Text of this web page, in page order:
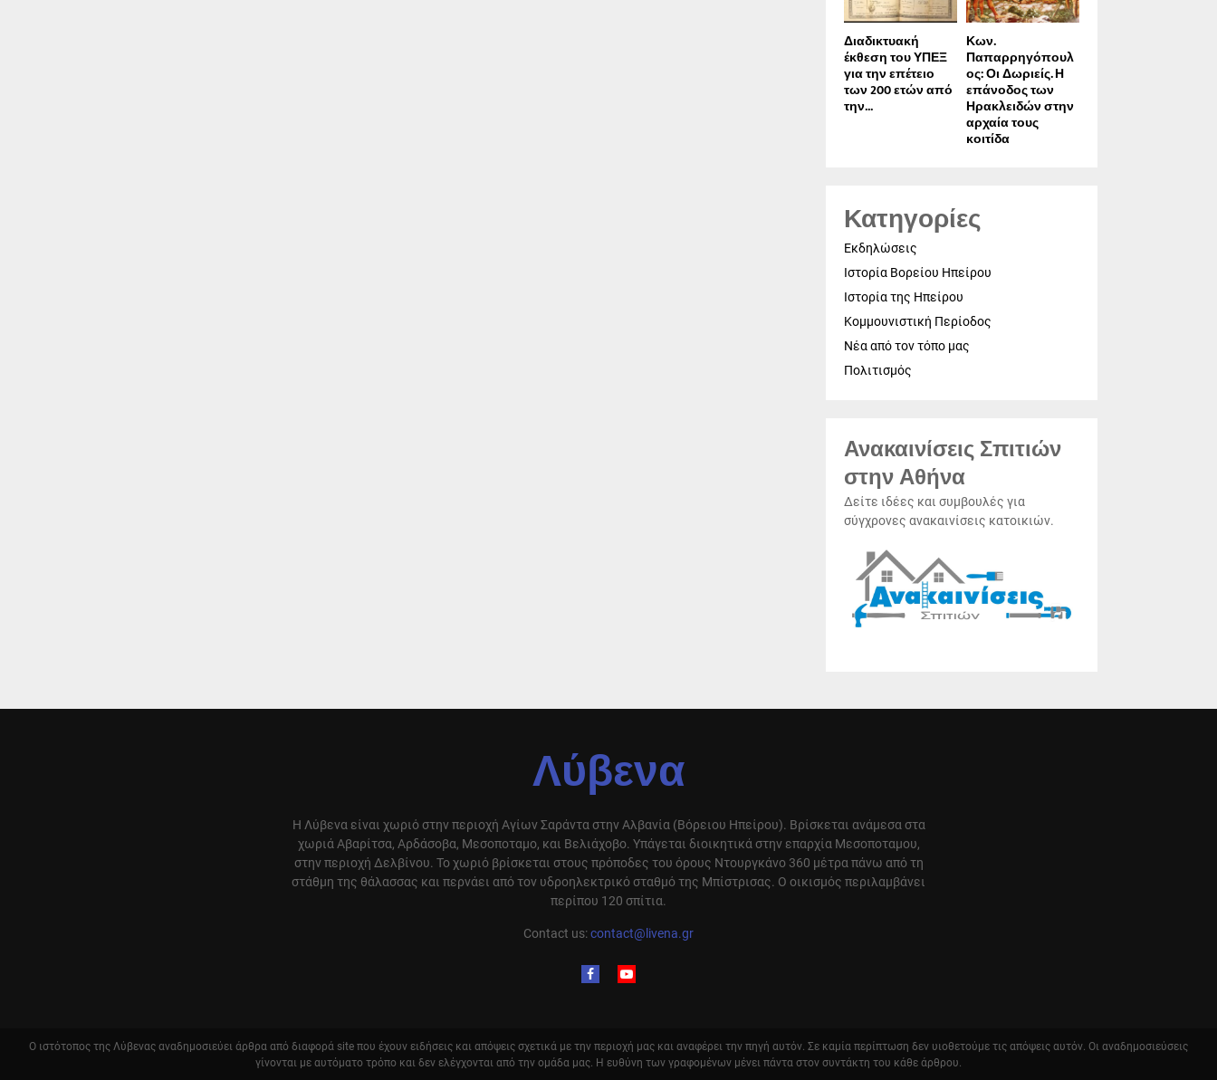
Διαδικτυακή
έκθεση του ΥΠΕΞ
για την επέτειο
των 200 ετών από
την...
Κων.
Παπαρρηγόπουλ
ος: Οι Δωριείς. Η
επάνοδος των
Ηρακλειδών στην
αρχαία τους
κοιτίδα
Κατηγορίες
Εκδηλώσεις
Ιστορία Βορείου Ηπείρου
Ιστορία της Ηπείρου
Κομμουνιστική Περίοδος
Νέα από τον τόπο μας
Πολιτισμός
Ανακαινίσεις Σπιτιών
στην Αθήνα
Δείτε ιδέες και συμβουλές για
σύγχρονες ανακαινίσεις κατοικιών.
Λύβενα
Η Λύβενα είναι χωριό στην περιοχή Αγίων Σαράντα στην Αλβανία (Βόρειου Ηπείρου). Βρίσκεται ανάμεσα στα
χωριά Αβαρίτσα, Αρδάσοβα, Μεσοποταμο, και Βελιάχοβο. Υπάγεται διοικητικά στην επαρχία Μεσοποταμου,
στην περιοχή Δελβίνου. Το χωριό βρίσκεται στους πρόποδες του όρους Ντουργκάνο 360 μέτρα πάνω από τη
στάθμη της θάλασσας και περνάει από τον υδροηλεκτρικό σταθμό της Μπίστρισας. Ο οικισμός περιλαμβάνει
περίπου 120 σπίτια.
Contact us:contact@livena.gr
Ο ιστότοπος της Λύβενας αναδημοσιεύει άρθρα από διαφορά site που έχουν ειδήσεις και απόψεις σχετικά με την περιοχή μας και αναφέρει την πηγή αυτόν. Σε καμία περίπτωση δεν υιοθετούμε τις απόψεις αυτόν. Οι αναδημοσιεύσεις
γίνονται με αυτόματο τρόπο και δεν ελέγχονται από την ομάδα μας. Η ευθύνη των γραφομένων μένει πάντα στον συντάκτη του κάθε άρθρου.